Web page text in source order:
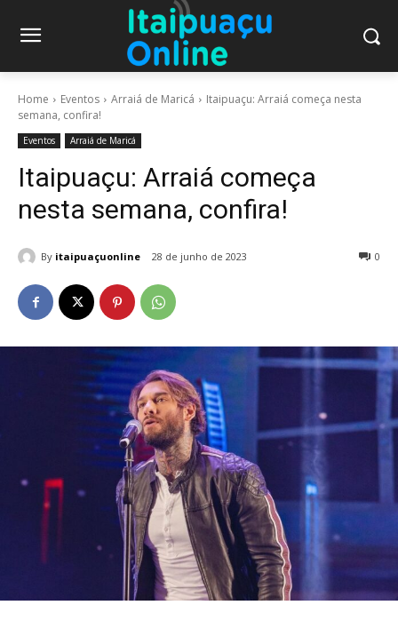
Home Eventos Arraiá de Maricá
Itaipuaçu: Arraiá começa nesta
semana, confira!
Eventos Arraiá de Maricá
Itaipuaçu: Arraiá começa
nesta semana, confira!
By itaipuaçuonline 28 de junho de 2023 0